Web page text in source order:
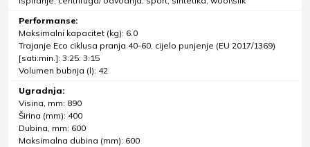
Performanse:
Maksimalni kapacitet (kg): 6.0
Trajanje Eco ciklusa pranja 40-60, cijelo punjenje (EU 2017/1369)
[sati:min.]: 3:25: 3:15
Volumen bubnja (l): 42
Ugradnja:
Visina, mm: 890
Širina (mm): 400
Dubina, mm: 600
Maksimalna dubina (mm): 600